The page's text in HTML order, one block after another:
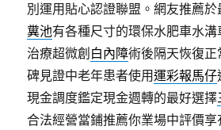
別運用貼心認證聯盟。網友推薦
糞池有各種尺寸的環保水肥車水
治療超微創 白內障術後隔天恢復
碑見證中老年患者使用運彩報馬仔
現金調度鑑定現金週轉的最好選擇
合法經營當鋪推薦你業場中評價